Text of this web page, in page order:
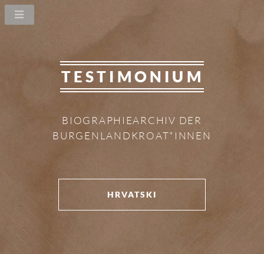
TESTIMONIUM
BIOGRAPHIEARCHIV DER
BURGENLANDKROAT*INNEN
HRVATSKI